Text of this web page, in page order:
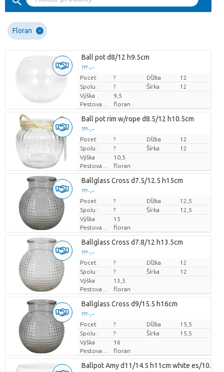
Floran
Ball pot d8/12 h9.5cm
??? -,--
Cena za kus
Pocet ? Dĺžka
12
Spolu :
? Šírka
12
Výška
9,5
floran
Ball pot rim w/rope d8.5/12 h10.5cm
??? -,--
Cena za kus
Pocet ? Dĺžka
12
Spolu :
? Šírka
12
Výška
10,5
floran
Ballglass Cross d7.5/12.5 h15cm
??? -,--
Cena za kus
Pocet ? Dĺžka
12,5
Spolu :
? Šírka
12,5
Výška
15
floran
Ballglass Cross d7.8/12 h13.5cm
??? -,--
Cena za kus
Pocet ? Dĺžka
12
Spolu :
? Šírka
12
Výška
13,5
floran
Ballglass Cross d9/15.5 h16cm
??? -,--
Cena za kus
Pocet ? Dĺžka
15,5
Spolu :
? Šírka
15,5
Výška
16
floran
Ballpot Amy d11/14.5 h11cm white es/10.5